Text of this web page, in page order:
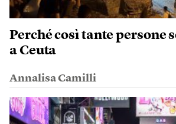
Perché così tante persone
a Ceuta
Annalisa Camilli